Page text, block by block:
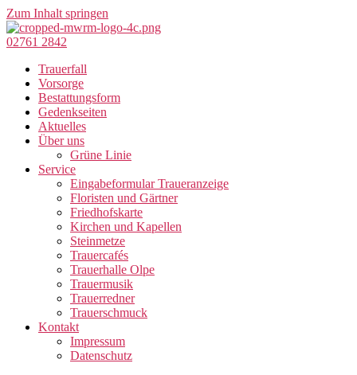
Zum Inhalt springen
02761 2842
Trauerfall
Vorsorge
Bestattungsform
Gedenkseiten
Aktuelles
Über uns
Grüne Linie
Service
Eingabeformular Traueranzeige
Floristen und Gärtner
Friedhofskarte
Kirchen und Kapellen
Steinmetze
Trauercafés
Trauerhalle Olpe
Trauermusik
Trauerredner
Trauerschmuck
Kontakt
Impressum
Datenschutz